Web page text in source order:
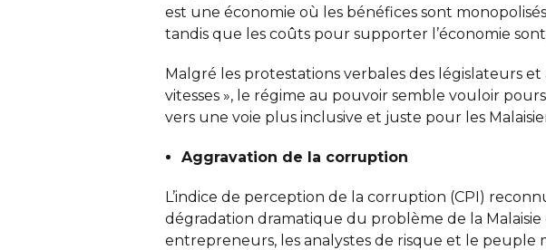
est une économie où les bénéfices sont
tandis que les coûts pour supporter l’économie
Malgré les protestations verbales des législateurs
vitesses », le régime au pouvoir semble vouloir
vers une voie plus inclusive et juste pour les
Aggravation de la corruption
L’indice de perception de la corruption (CPI)
dégradation dramatique du problème de la
entrepreneurs, les analystes de risque et le peuple